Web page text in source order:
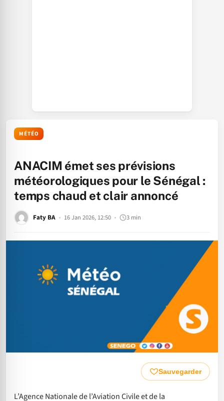
MÉTÉO
ANACIM émet ses prévisions
météorologiques pour le Sénégal :
temps chaud et clair annoncé
Faty BA 16 Jan 2026, 12:50 3 min
Sauvegarder
L’Agence Nationale de l’Aviation Civile et de la